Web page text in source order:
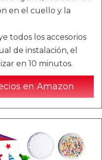
en el cuello y la
todos los accesorios
de instalación, el
en 10 minutos.
en Amazon